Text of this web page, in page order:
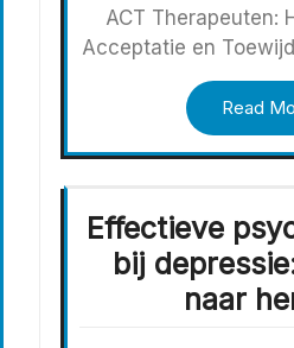
ACT Therapeuten:
Acceptatie en
Read
Effectieve
bij
naar